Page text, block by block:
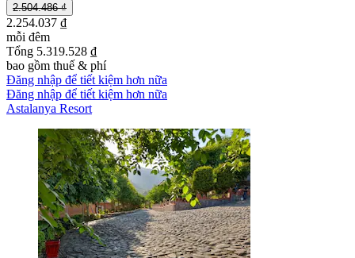
2.504.486 ₫
2.254.037 ₫
mỗi đêm
Tổng 5.319.528 ₫
bao gồm thuế & phí
Đăng nhập để tiết kiệm hơn nữa
Đăng nhập để tiết kiệm hơn nữa
Astalanya Resort